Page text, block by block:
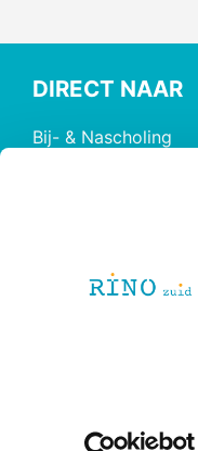
DIRECT NAAR
Bij- & Nascholing
RINO Caribbean
@ 2026 RINO Zuid